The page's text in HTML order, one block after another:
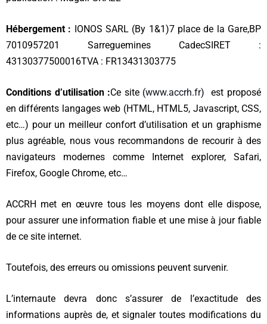
Hébergement : IONOS SARL (By 1&1)7 place de la Gare,BP
7010957201 Sarreguemines CadecSIRET :
43130377500016TVA : FR13431303775
Conditions d’utilisation :Ce site (www.accrh.fr) est proposé
en différents langages web (HTML, HTML5, Javascript, CSS,
etc…) pour un meilleur confort d’utilisation et un graphisme
plus agréable, nous vous recommandons de recourir à des
navigateurs modernes comme Internet explorer, Safari,
Firefox, Google Chrome, etc…
ACCRH met en œuvre tous les moyens dont elle dispose,
pour assurer une information fiable et une mise à jour fiable
de ce site internet.
Toutefois, des erreurs ou omissions peuvent survenir.
L’internaute devra donc s’assurer de l’exactitude des
informations auprès de, et signaler toutes modifications du